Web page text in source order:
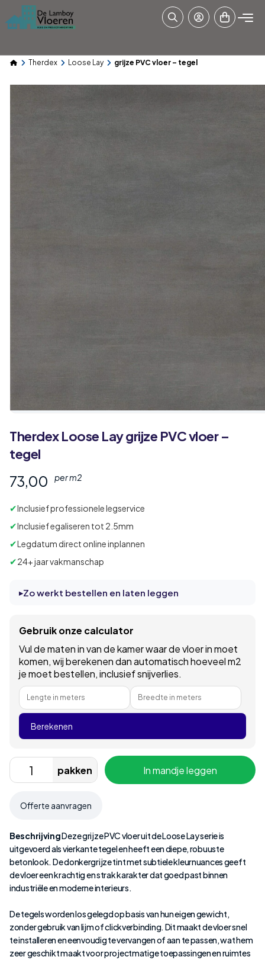
Therdex Loose Lay grijze PVC vloer – tegel
TherdexLoose Laygrijze PVC vloer –
tegel
73,00 per m2
✔Inclusief professionele legservice
✔Inclusief egaliseren tot 2.5mm
✔Legdatum direct online inplannen
✔24+ jaar vakmanschap
Zo werkt bestellen en laten leggen
Gebruik onze calculator
Vul de maten in van de kamer waar de vloer in moet
komen, wij berekenen dan automatisch hoeveel m2
je moet bestellen, inclusief snijverlies.
Lengte in meters Breedte in meters
Berekenen
pakken In mandje leggen
Offerte aanvragen
BeschrijvingDeze grijze PVC vloer uit de Loose Lay serie is
uitgevoerd als vierkante tegel en heeft een diepe, robuuste
betonlook. De donkergrijze tint met subtiele kleurnuances geeft
de vloer een krachtig en strak karakter dat goed past binnen
industriële en moderne interieurs.
De tegels worden los gelegd op basis van hun eigen gewicht,
zonder gebruik van lijm of clickverbinding. Dit maakt de vloer snel
te installeren en eenvoudig te vervangen of aan te passen, wat hem
zeer geschikt maakt voor projectmatige toepassingen en ruimtes